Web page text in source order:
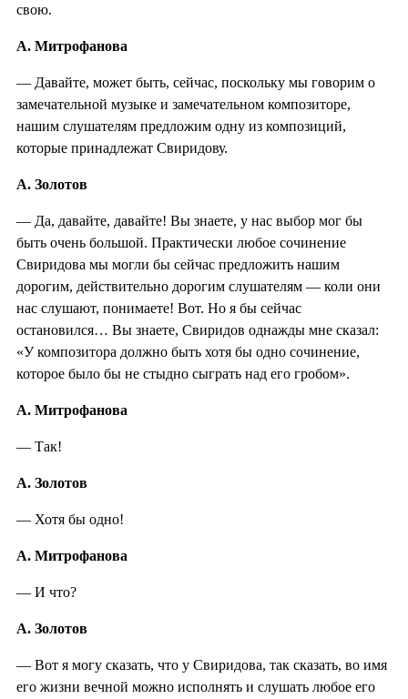
свою.
А. Митрофанова
— Давайте, может быть, сейчас, поскольку мы говорим о
замечательной музыке и замечательном композиторе,
нашим слушателям предложим одну из композиций,
которые принадлежат Свиридову.
А. Золотов
— Да, давайте, давайте! Вы знаете, у нас выбор мог бы
быть очень большой. Практически любое сочинение
Свиридова мы могли бы сейчас предложить нашим
дорогим, действительно дорогим слушателям — коли они
нас слушают, понимаете! Вот. Но я бы сейчас
остановился… Вы знаете, Свиридов однажды мне сказал:
«У композитора должно быть хотя бы одно сочинение,
которое было бы не стыдно сыграть над его гробом».
А. Митрофанова
— Так!
А. Золотов
— Хотя бы одно!
А. Митрофанова
— И что?
А. Золотов
— Вот я могу сказать, что у Свиридова, так сказать, во имя
его жизни вечной можно исполнять и слушать любое его